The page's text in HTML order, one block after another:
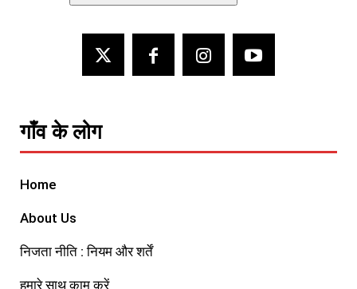
गाँव के लोग
Home
About Us
निजता नीति : नियम और शर्तें
हमारे साथ काम करें